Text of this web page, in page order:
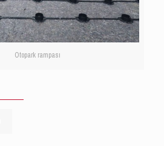
Otopark rampası